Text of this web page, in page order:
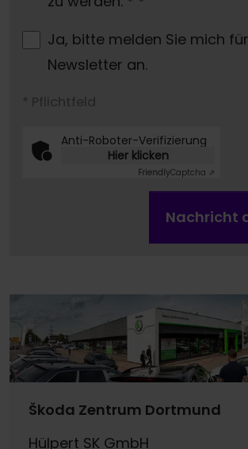
Ja, bitte melden Sie mich
Newsletter an.
* Pflichtfeld
Anti-Roboter-Verifizierung
Hier klicken
FriendlyCaptcha ⇗
Nachricht
Škoda Zentrum Dortmund
Hülpert SK GmbH